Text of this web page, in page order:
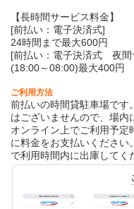
【長時間サービス料金】
[前払い：電子決済式]
24時間まで最大600円
[前払い：電子決済式 夜間
(18:00～08:00)最大400円
ご利用方法
前払いの時間貸駐車場です
はございませんので、場内
オンライン上でご利用予定
に料金をお支払いくださ
で利用時間内に出庫してく